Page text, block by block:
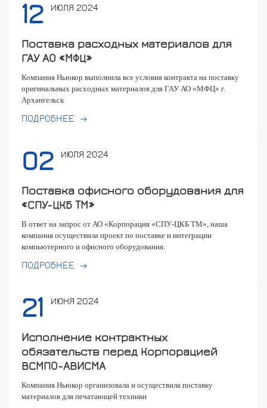
12 ИЮЛЯ 2024
Поставка расходных материалов для
ГАУ АО «МФЦ»
Компания Ньюкор выполнила все условия контракта на поставку
оригинальных расходных материалов для ГАУ АО «МФЦ» г.
Архангельск
ПОДРОБНЕЕ
02 ИЮЛЯ 2024
Поставка офисного оборудования для
«СПУ-ЦКБ ТМ»
В ответ на запрос от АО «Корпорация «СПУ-ЦКБ ТМ», наша
компания осуществила проект по поставке и интеграции
компьютерного и офисного оборудования.
ПОДРОБНЕЕ
21 ИЮНЯ 2024
Исполнение контрактных
обязательств перед Корпорацией
ВСМПО-АВИСМА
Компания Ньюкор организовала и осуществила поставку
материалов для печатающей техники